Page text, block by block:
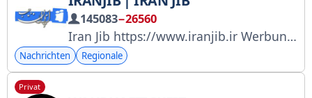
145083−26560
Iran Jib https://www.iranjib.ir Werbung auf dem Telegram-Kanal @iranjib_ads Werbung auf der Iran Jib-Website https://goo.gl/HLkwa2 WhatsApp-Kanal https://whatsapp.com/channel/0029VaxXXWgC1Fu4sJyV7s0B Kontakt https://goo.gl/6U6q34 E-Mail: 1-1-1229-61-4-1
Nachrichten Regionale
Privat